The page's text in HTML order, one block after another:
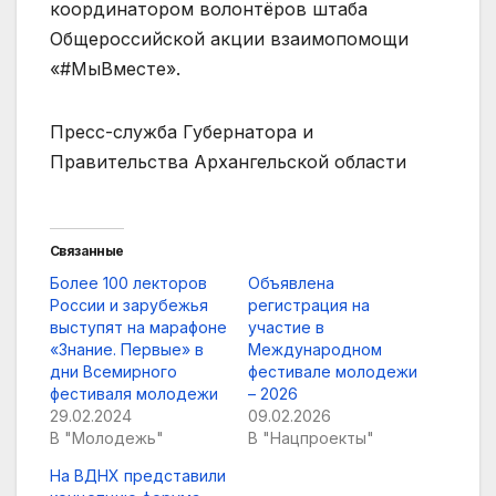
координатором волонтёров штаба
Общероссийской акции взаимопомощи
«#МыВместе».
Пресс-служба Губернатора и
Правительства Архангельской области
Связанные
Более 100 лекторов
России и зарубежья
выступят на марафоне
«Знание. Первые» в
дни Всемирного
фестиваля молодежи
29.02.2024
В "Молодежь"
Объявлена
регистрация на
участие в
Международном
фестивале молодежи
– 2026
09.02.2026
В "Нацпроекты"
На ВДНХ представили